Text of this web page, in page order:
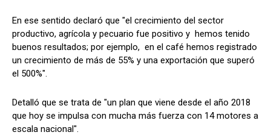
En ese sentido declaró que "el crecimiento del sector
productivo, agrícola y pecuario fue positivo y hemos tenido
buenos resultados; por ejemplo, en el café hemos registrado
un crecimiento de más de 55% y una exportación que superó
el 500%".
Detalló que se trata de "un plan que viene desde el año 2018
que hoy se impulsa con mucha más fuerza con 14 motores a
escala nacional".